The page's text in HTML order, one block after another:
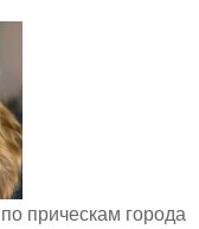
прическам города